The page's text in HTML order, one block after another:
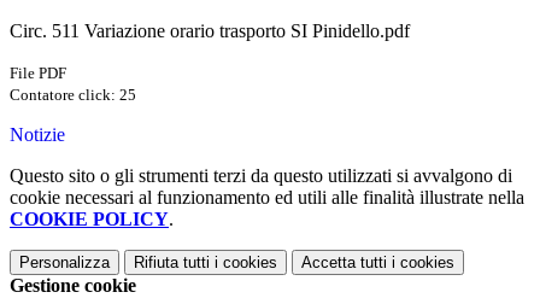
Circ. 511 Variazione orario trasporto SI Pinidello.pdf
File PDF
Contatore click: 25
Notizie
Questo sito o gli strumenti terzi da questo utilizzati si avvalgono di
cookie necessari al funzionamento ed utili alle finalità illustrate nella
COOKIE POLICY.
Personalizza Rifiuta tutti i cookies Accetta tutti i cookies
Gestione cookie